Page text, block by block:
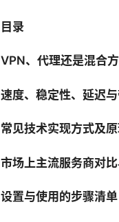
目录
VPN、代理还是混合
速度、稳定性、延迟
常见技术实现方式及
市场上主流服务商对
设置与使用的步骤清